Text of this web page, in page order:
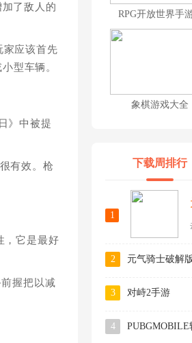
了敌人的
家应该首先
型车辆。
》中被提
有效。枪
，它是最好
握把以减
象棋游戏大全
下载周排行
1
2 元气骑士破解版
3 对峙2手游
4 PUBGMOBILE